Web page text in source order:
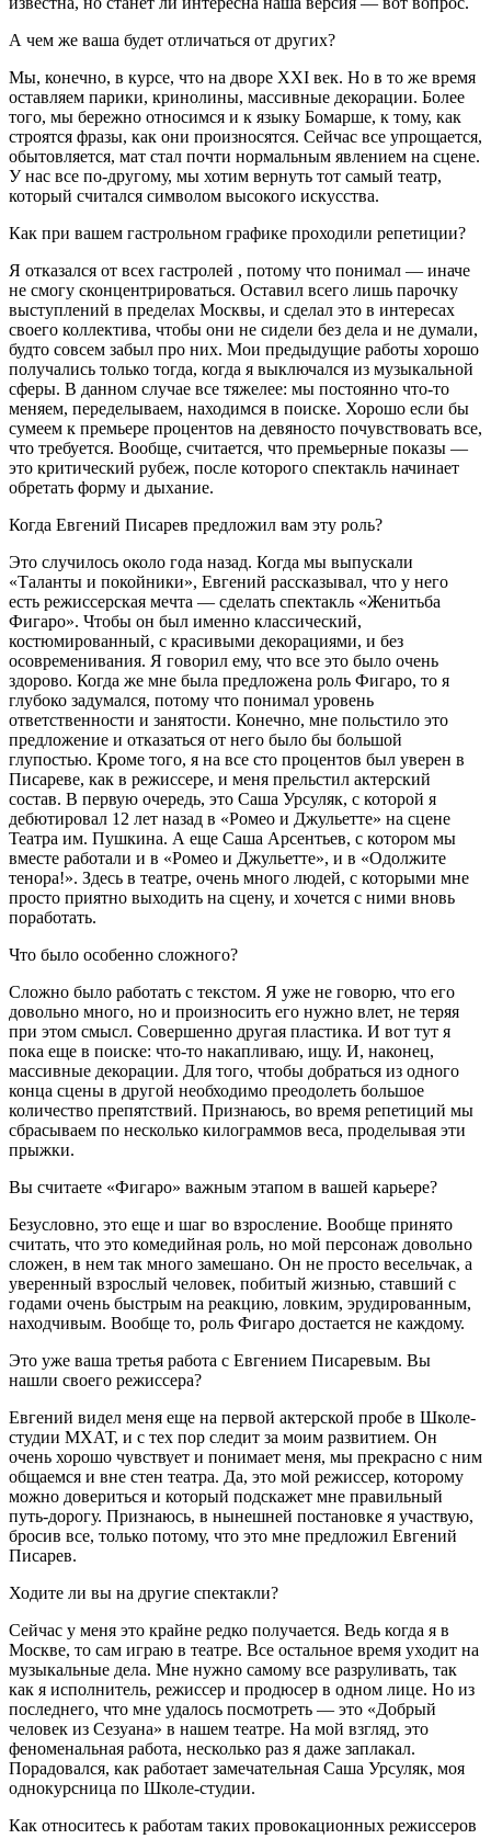
А чем же ваша будет отличаться от других?
Мы, конечно, в курсе, что на дворе XXI век. Но в то же время
оставляем парики, кринолины, массивные декорации. Более
того, мы бережно относимся и к языку Бомарше, к тому, как
строятся фразы, как они произносятся. Сейчас все упрощается,
обытовляется, мат стал почти нормальным явлением на сцене.
У нас все по-другому, мы хотим вернуть тот самый театр,
который считался символом высокого искусства.
Как при вашем гастрольном графике проходили репетиции?
Я отказался от всех гастролей , потому что понимал — иначе
не смогу сконцентрироваться. Оставил всего лишь парочку
выступлений в пределах Москвы, и сделал это в интересах
своего коллектива, чтобы они не сидели без дела и не думали,
будто совсем забыл про них. Мои предыдущие работы хорошо
получались только тогда, когда я выключался из музыкальной
сферы. В данном случае все тяжелее: мы постоянно что-то
меняем, переделываем, находимся в поиске. Хорошо если бы
сумеем к премьере процентов на девяносто почувствовать все,
что требуется. Вообще, считается, что премьерные показы —
это критический рубеж, после которого спектакль начинает
обретать форму и дыхание.
Когда Евгений Писарев предложил вам эту роль?
Это случилось около года назад. Когда мы выпускали
«Таланты и покойники», Евгений рассказывал, что у него
есть режиссерская мечта — сделать спектакль «Женитьба
Фигаро». Чтобы он был именно классический,
костюмированный, с красивыми декорациями, и без
осовременивания. Я говорил ему, что все это было очень
здорово. Когда же мне была предложена роль Фигаро, то я
глубоко задумался, потому что понимал уровень
ответственности и занятости. Конечно, мне польстило это
предложение и отказаться от него было бы большой
глупостью. Кроме того, я на все сто процентов был уверен в
Писареве, как в режиссере, и меня прельстил актерский
состав. В первую очередь, это Саша Урсуляк, с которой я
дебютировал 12 лет назад в «Ромео и Джульетте» на сцене
Театра им. Пушкина. А еще Саша Арсентьев, с котором мы
вместе работали и в «Ромео и Джульетте», и в «Одолжите
тенора!». Здесь в театре, очень много людей, с которыми мне
просто приятно выходить на сцену, и хочется с ними вновь
поработать.
Что было особенно сложного?
Сложно было работать с текстом. Я уже не говорю, что его
довольно много, но и произносить его нужно влет, не теряя
при этом смысл. Совершенно другая пластика. И вот тут я
пока еще в поиске: что-то накапливаю, ищу. И, наконец,
массивные декорации. Для того, чтобы добраться из одного
конца сцены в другой необходимо преодолеть большое
количество препятствий. Признаюсь, во время репетиций мы
сбрасываем по несколько килограммов веса, проделывая эти
прыжки.
Вы считаете «Фигаро» важным этапом в вашей карьере?
Безусловно, это еще и шаг во взросление. Вообще принято
считать, что это комедийная роль, но мой персонаж довольно
сложен, в нем так много замешано. Он не просто весельчак, а
уверенный взрослый человек, побитый жизнью, ставший с
годами очень быстрым на реакцию, ловким, эрудированным,
находчивым. Вообще то, роль Фигаро достается не каждому.
Это уже ваша третья работа с Евгением Писаревым. Вы
нашли своего режиссера?
Евгений видел меня еще на первой актерской пробе в Школе-
студии МХАТ, и с тех пор следит за моим развитием. Он
очень хорошо чувствует и понимает меня, мы прекрасно с ним
общаемся и вне стен театра. Да, это мой режиссер, которому
можно довериться и который подскажет мне правильный
путь-дорогу. Признаюсь, в нынешней постановке я участвую,
бросив все, только потому, что это мне предложил Евгений
Писарев.
Ходите ли вы на другие спектакли?
Сейчас у меня это крайне редко получается. Ведь когда я в
Москве, то сам играю в театре. Все остальное время уходит на
музыкальные дела. Мне нужно самому все разруливать, так
как я исполнитель, режиссер и продюсер в одном лице. Но из
последнего, что мне удалось посмотреть — это «Добрый
человек из Сезуана» в нашем театре. На мой взгляд, это
феноменальная работа, несколько раз я даже заплакал.
Порадовался, как работает замечательная Саша Урсуляк, моя
однокурсница по Школе-студии.
Как относитесь к работам таких провокационных режиссеров